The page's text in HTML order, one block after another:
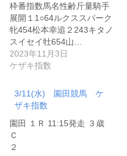
枠番指数馬名性齢斤量騎手
展開１1○64ルクススパーク
牝454松本幸追２243キタノ
スイセイ牡654山…
2023年11月3日
ケザキ指数
3/11(水) 園田競馬 ケ
ザキ指数
園田 １Ｒ 11:15発走 ３歳
Ｃ
２